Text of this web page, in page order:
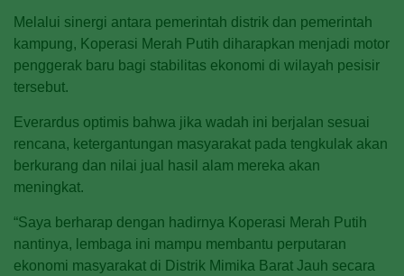
Melalui sinergi antara pemerintah distrik dan pemerintah
kampung, Koperasi Merah Putih diharapkan menjadi motor
penggerak baru bagi stabilitas ekonomi di wilayah pesisir
tersebut.
Everardus optimis bahwa jika wadah ini berjalan sesuai
rencana, ketergantungan masyarakat pada tengkulak akan
berkurang dan nilai jual hasil alam mereka akan
meningkat.
“Saya berharap dengan hadirnya Koperasi Merah Putih
nantinya, lembaga ini mampu membantu perputaran
ekonomi masyarakat di Distrik Mimika Barat Jauh secara